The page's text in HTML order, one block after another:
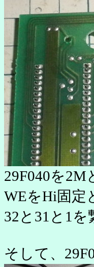
29F040を
WEをHi固定
32と31と1を
そして、